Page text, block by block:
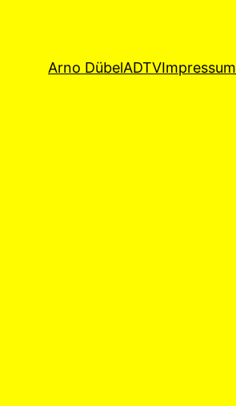
Arno DübelADTVImpressum